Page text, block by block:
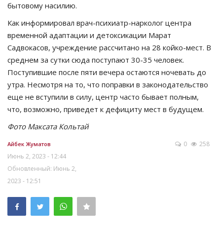
бытовому насилию.
Как информировал врач-психиатр-нарколог центра
временной адаптации и детоксикации Марат
Садвокасов, учреждение рассчитано на 28 койко-мест. В
среднем за сутки сюда поступают 30-35 человек.
Поступившие после пяти вечера остаются ночевать до
утра. Несмотря на то, что поправки в законодательство
еще не вступили в силу, центр часто бывает полным,
что, возможно, приведет к дефициту мест в будущем.
Фото Максата Кольтай
Айбек Жуматов
Июнь 2, 2023 - 12:44
Обновленный: Июнь 2,
2023 - 12:51
0 258